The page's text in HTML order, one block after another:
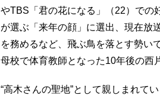
やTBS「君の花になる」（22）での
が選ぶ「来年の顔」に選出、現在放
を務めるなど、飛ぶ鳥を落とす勢い
母校で体育教師となった10年後の西
“高木さんの聖地”として親しまれて